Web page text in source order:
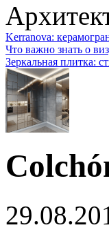
Kerranova:
Что важно знать о
Зеркальная плитка: